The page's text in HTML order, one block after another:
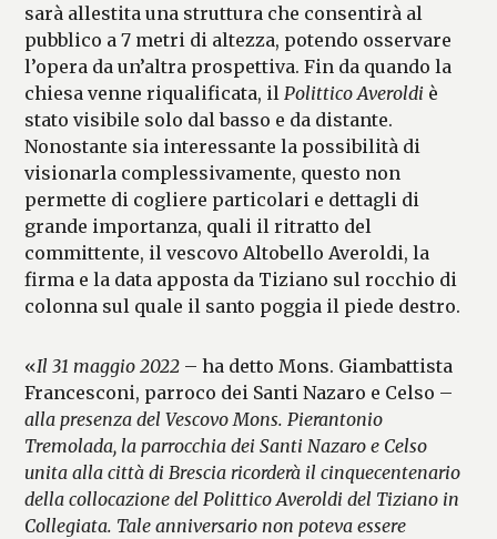
sarà allestita una struttura che consentirà al
pubblico a 7 metri di altezza, potendo osservare
l’opera da un’altra prospettiva. Fin da quando la
chiesa venne riqualificata, ilPolittico Averoldi è
stato visibile solo dal basso e da distante.
Nonostante sia interessante la possibilità di
visionarla complessivamente, questo non
permette di cogliere particolari e dettagli di
grande importanza, quali il ritratto del
committente, il vescovo Altobello Averoldi, la
firma e la data apposta da Tiziano sul rocchio di
colonna sul quale il santo poggia il piede destro.
«Il 31 maggio 2022 – ha detto Mons. Giambattista
Francesconi, parroco dei Santi Nazaro e Celso –
alla presenza del Vescovo Mons. Pierantonio
Tremolada, la parrocchia dei Santi Nazaro e Celso
unita alla città di Brescia ricorderà il cinquecentenario
della collocazione del Polittico Averoldi del Tiziano in
Collegiata. Tale anniversario non poteva essere